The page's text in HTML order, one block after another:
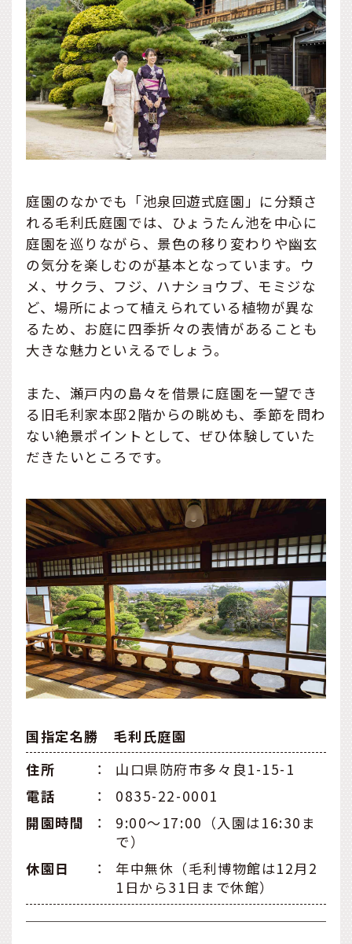
庭園のなかでも「池泉回遊式庭園」に分類さ
れる毛利氏庭園では、ひょうたん池を中心に
庭園を巡りながら、景色の移り変わりや幽玄
の気分を楽しむのが基本となっています。ウ
メ、サクラ、フジ、ハナショウブ、モミジな
ど、場所によって植えられている植物が異な
るため、お庭に四季折々の表情があることも
大きな魅力といえるでしょう。
また、瀬戸内の島々を借景に庭園を一望でき
る旧毛利家本邸2階からの眺めも、季節を問わ
ない絶景ポイントとして、ぜひ体験していた
だきたいところです。
国指定名勝 毛利氏庭園
住所
：
山口県防府市多々良1-15-1
電話
：
0835-22-0001
開園時間
：
9:00～17:00（入園は16:30ま
で）
休園日
：
年中無休（毛利博物館は12月2
1日から31日まで休館）